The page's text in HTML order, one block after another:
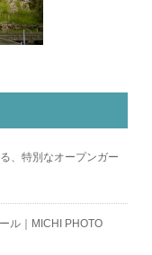
、特別なオープンガー
ル｜MICHI PHOTO